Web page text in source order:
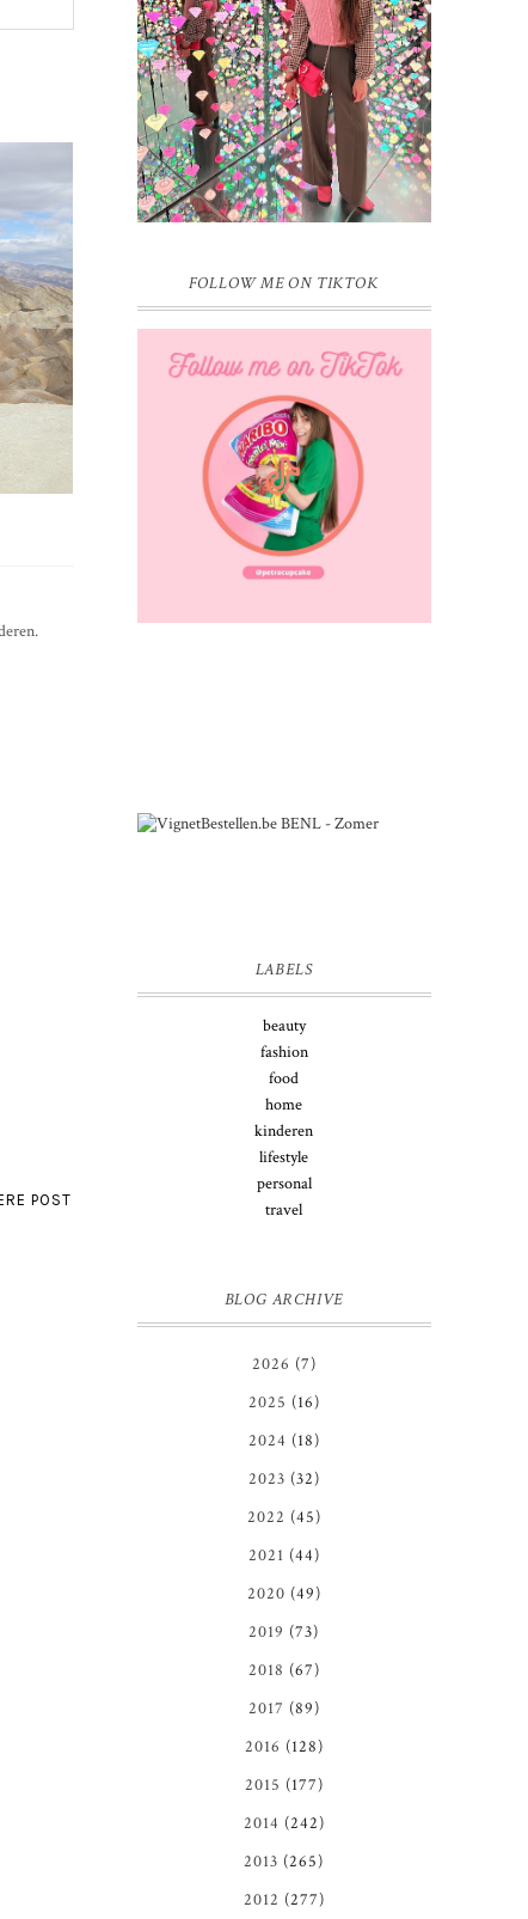
POST
CUPCAKE
Vandaag is het weer zo’n moment waarop
ik even bewust op de pauzeknop duw, want
Sprinkles on a Cupcake bestaat 16 jaar.
Zestien. Dat blijft ...
FOLLOW ME ON TIKTOK
LABELS
beauty
fashion
food
home
kinderen
lifestyle
personal
travel
BLOG ARCHIVE
2026 (7)
2025 (16)
2024 (18)
2023 (32)
2022 (45)
2021 (44)
2020 (49)
2019 (73)
2018 (67)
2017 (89)
2016 (128)
2015 (177)
2014 (242)
2013 (265)
2012 (277)